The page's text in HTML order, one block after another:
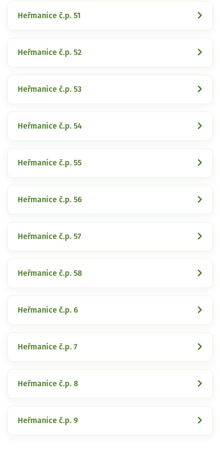
Heřmanice č.p. 51
Heřmanice č.p. 52
Heřmanice č.p. 53
Heřmanice č.p. 54
Heřmanice č.p. 55
Heřmanice č.p. 56
Heřmanice č.p. 57
Heřmanice č.p. 58
Heřmanice č.p. 6
Heřmanice č.p. 7
Heřmanice č.p. 8
Heřmanice č.p. 9